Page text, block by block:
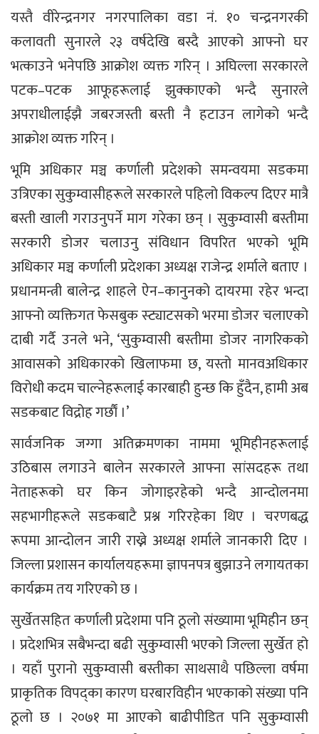
यस्तै वीरेन्द्रनगर नगरपालिका वडा नं. १० चन्द्रनगरकी
कलावती सुनारले २३ वर्षदेखि बस्दै आएको आफ्नो घर
भत्काउने भनेपछि आक्रोश व्यक्त गरिन् । अघिल्ला सरकारले
पटक–पटक आफूहरूलाई झुक्काएको भन्दै सुनारले
अपराधीलाईझै जबरजस्ती बस्ती नै हटाउन लागेको भन्दै
आक्रोश व्यक्त गरिन् ।
भूमि अधिकार मञ्च कर्णाली प्रदेशको समन्वयमा सडकमा
उत्रिएका सुकुम्वासीहरूले सरकारले पहिलो विकल्प दिएर मात्रै
बस्ती खाली गराउनुपर्ने माग गरेका छन् । सुकुम्वासी बस्तीमा
सरकारी डोजर चलाउनु संविधान विपरित भएको भूमि
अधिकार मञ्च कर्णाली प्रदेशका अध्यक्ष राजेन्द्र शर्माले बताए ।
प्रधानमन्त्री बालेन्द्र शाहले ऐन–कानुनको दायरमा रहेर भन्दा
आफ्नो व्यक्तिगत फेसबुक स्ट्याटसको भरमा डोजर चलाएको
दाबी गर्दै उनले भने, ‘सुकुम्वासी बस्तीमा डोजर नागरिकको
आवासको अधिकारको खिलाफमा छ, यस्तो मानवअधिकार
विरोधी कदम चाल्नेहरूलाई कारबाही हुन्छ कि हुँदैन, हामी अब
सडकबाट विद्रोह गर्छाैं ।’
सार्वजनिक जग्गा अतिक्रमणका नाममा भूमिहीनहरूलाई
उठिबास लगाउने बालेन सरकारले आफ्ना सांसदहरू तथा
नेताहरूको घर किन जोगाइरहेको भन्दै आन्दोलनमा
सहभागीहरूले सडकबाटै प्रश्न गरिरहेका थिए । चरणबद्ध
रूपमा आन्दोलन जारी राख्ने अध्यक्ष शर्माले जानकारी दिए ।
जिल्ला प्रशासन कार्यालयहरूमा ज्ञापनपत्र बुझाउने लगायतका
कार्यक्रम तय गरिएको छ ।
सुर्खेतसहित कर्णाली प्रदेशमा पनि ठूलो संख्यामा भूमिहीन छन्
। प्रदेशभित्र सबैभन्दा बढी सुकुम्वासी भएको जिल्ला सुर्खेत हो
। यहाँ पुरानो सुकुम्वासी बस्तीका साथसाथै पछिल्ला वर्षमा
प्राकृतिक विपद्का कारण घरबारविहीन भएकाको संख्या पनि
ठूलो छ । २०७१ मा आएको बाढीपीडित पनि सुकुम्वासी